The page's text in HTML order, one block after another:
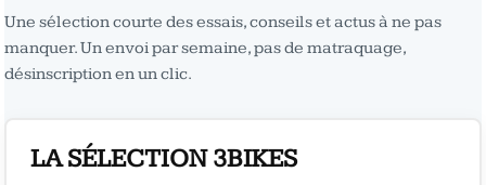
Une sélection courte des essais, conseils et actus à ne pas
manquer. Un envoi par semaine, pas de matraquage,
désinscription en un clic.
LA SÉLECTION 3BIKES